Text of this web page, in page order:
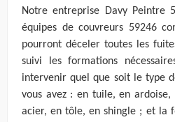
Notre entreprise Davy Peintre
équipes de couvreurs 59246
pourront déceler toutes les
suivi les formations
intervenir quel que soit le type
vous avez : en tuile, en ardoise,
acier, en tôle, en shingle ; et la